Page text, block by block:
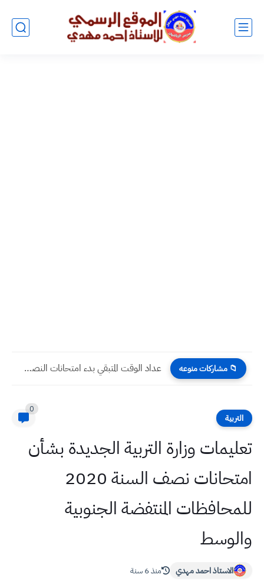
📁 مشاركات منوعه عداد الوقت المتبقي بدء امتحانات النصف سنوية ونهاية الفصل الدراسي...
التربية
0
تعليمات وزارة التربية الجديدة بشأن
امتحانات نصف السنة 2020
للمحافظات المنتفضة الجنوبية
والوسط
الاستاذ احمد مهدي منذ 6 سنة